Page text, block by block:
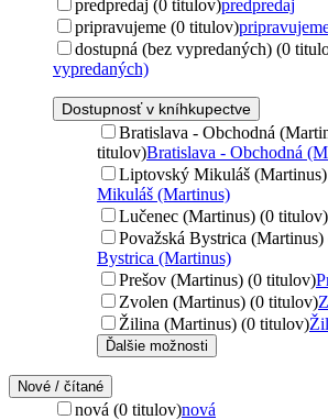
predpredaj (0 titulov)predpredaj
pripravujeme (0 titulov)
dostupná (bez vypredaných) (0
vypredaných)
Dostupnosť v kníhkupectve
Bratislava - Obchodná
titulov)Bratislava - Obchodná
Liptovský Mikuláš
Mikuláš (Martinus)
Lučenec (Martinus) (0 titulov)
Považská Bystrica
Bystrica (Martinus)
Prešov (Martinus) (0 titulov)
Zvolen (Martinus) (0 titulov)
Žilina (Martinus) (0 titulov)
Ďalšie možnosti
Nové / čítané
nová (0 titulov)nová